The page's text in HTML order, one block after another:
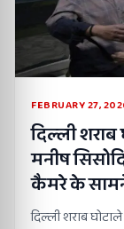
FEBRUARY 27,
दिल्ली
मनीष
कैमरे के
दिल्ली शराब